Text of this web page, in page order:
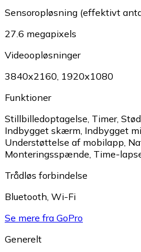
Sensoropløsning (effektivt
27.6 megapixels
Videoopløsninger
3840x2160 1920x1080
Funktioner
Stillbilledoptagelse Timer,
Indbygget skærm Indbygget
Understøttelse af mobilapp
Monteringsspænde Time-
Trådløs forbindelse
Bluetooth Wi-Fi
Se mere fra GoPro
Generelt